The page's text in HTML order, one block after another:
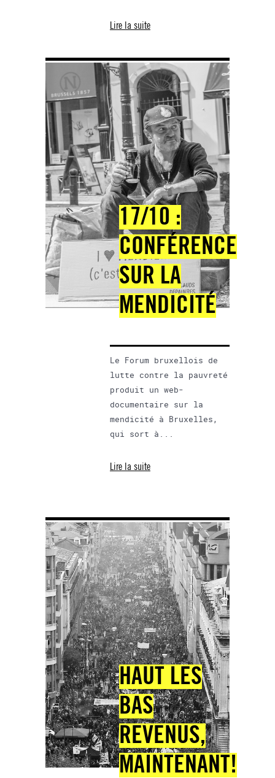
Lire la suite
17/10 :
CONFÉRENCE
SUR LA
MENDICITÉ
Le Forum bruxellois de
lutte contre la pauvreté
produit un web-
documentaire sur la
mendicité à Bruxelles,
qui sort à...
Lire la suite
HAUT LES
BAS
REVENUS,
MAINTENANT!